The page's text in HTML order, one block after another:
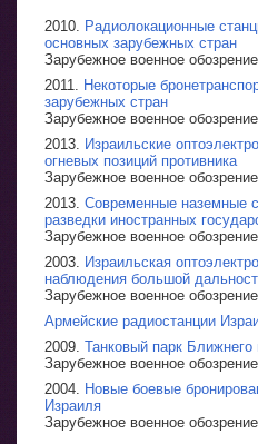
2010. Радиолокационные
основных зарубежных стран
Зарубежное военное
2011. Некоторые
зарубежных стран
Зарубежное военное
2013. Израильские
огневых позиций противника
Зарубежное военное
2013. Современные наземные
разведки иностранных
Зарубежное военное
2003. Израильская
наблюдения большой
Зарубежное военное
Армейские радиостанции
2009. Танковый парк Ближнего
Зарубежное военное
2004. Новые боевые
Израиля
Зарубежное военное